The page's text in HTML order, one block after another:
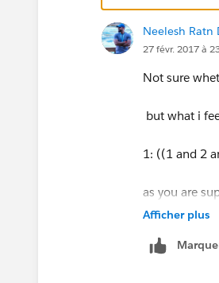
Neelesh Ratn
27 févr. 2017 à
Not sure
but what i
1: ((1 and 2
as you are
Afficher plus